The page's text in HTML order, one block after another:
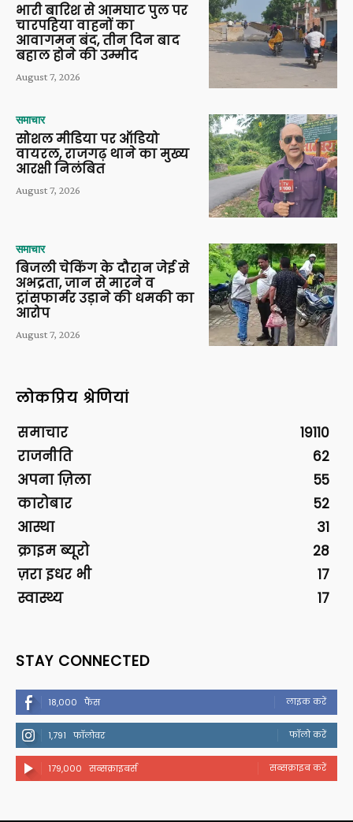
भारी बारिश से आमघाट पुल पर
चारपहिया वाहनों का
आवागमन बंद, तीन दिन बाद
बहाल होने की उम्मीद
August 7, 2026
समाचार
सोशल मीडिया पर ऑडियो
वायरल, राजगढ़ थाने का मुख्य
आरक्षी निलंबित
August 7, 2026
समाचार
बिजली चेकिंग के दौरान जेई से
अभद्रता, जान से मारने व
ट्रांसफार्मर उड़ाने की धमकी का
आरोप
August 7, 2026
लोकप्रिय श्रेणियां
समाचार
19110
राजनीति
62
अपना ज़िला
55
कारोबार
52
आस्था
31
क्राइम ब्यूरो
28
ज़रा इधर भी
17
स्वास्थ्य
17
STAY CONNECTED
18,000 फैंस लाइक करें
1,791 फॉलोवर फॉलो करें
179,000 सब्सक्राइबर्स सब्सक्राइब करें